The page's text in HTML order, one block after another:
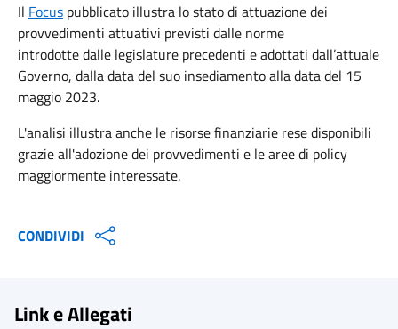
Il Focus pubblicato illustra lo stato di attuazione dei
provvedimenti attuativi previsti dalle norme
introdotte dalle legislature precedenti e adottati dall’attuale
Governo, dalla data del suo insediamento alla data del 15
maggio 2023.
L'analisi illustra anche le risorse finanziarie rese disponibili
grazie all'adozione dei provvedimenti e le aree di policy
maggiormente interessate.
CONDIVIDI
Link e Allegati